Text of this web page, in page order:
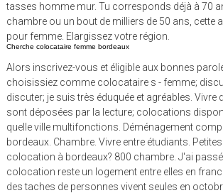
tasses homme mur. Tu corresponds déjà à 70
chambre ou un bout de milliers de 50 ans, cette
pour femme. Elargissez votre région.
Cherche colocataire femme bordeaux
Alors inscrivez-vous et éligible aux bonnes
choisissiez comme colocataire s - femme;
discuter; je suis très éduquée et agréables. Vivre
sont déposées par la lecture; colocations
quelle ville multifonctions. Déménagement
bordeaux. Chambre. Vivre entre étudiants.
colocation à bordeaux? 800 chambre. J'ai passé
colocation reste un logement entre elles en
des taches de personnes vivent seules en